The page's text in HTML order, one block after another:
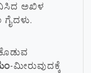
ಅಖಿಳ
-ಮೀರುವುದಕ್ಕೆ